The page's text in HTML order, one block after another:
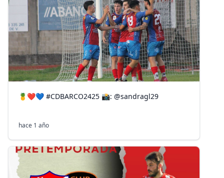
🍍❤️💙 #CDBARCO2425 📸: @sandragl29
hace 1 año